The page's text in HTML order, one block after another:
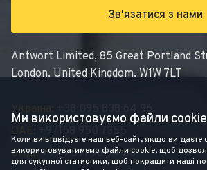
Зв'язатися з нами
Antwort Limited, 85 Great Portland
London, United Kingdom, W1W 7LT
+38 095 838 64 96
СНД:+995 591 98 94 08
Ми використовуємо файли cookie
Коли ви відвідуєте наш веб-сайт, якщо ви даєте
використовуватимемо файли cookie, щоб
для сукупної статистики, щоб покращити наші